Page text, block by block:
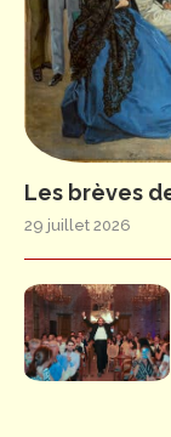
Les brèves
29 juillet 2026